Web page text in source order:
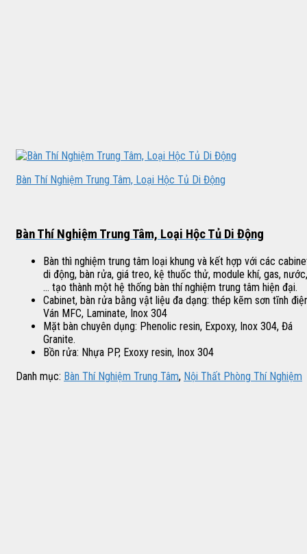
Bàn Thí Nghiệm Trung Tâm, Loại Hộc Tủ Di Động
Bàn Thí Nghiệm Trung Tâm, Loại Hộc Tủ Di Động
Bàn thì nghiệm trung tâm loại khung và kết hợp với các
di động, bàn rửa, giá treo, kệ thuốc thử, module khí, gas, nước,
… tạo thành một hệ thống bàn thí nghiệm trung tâm hiện đại.
Cabinet, bàn rửa bằng vật liệu đa dạng: thép kẽm sơn tĩnh
Ván MFC, Laminate, Inox 304
Mặt bàn chuyên dụng: Phenolic resin, Expoxy, Inox 304, Đá
Granite.
Bồn rửa: Nhựa PP, Exoxy resin, Inox 304
Danh mục: Bàn Thí Nghiệm Trung Tâm, Nội Thất Phòng Thí Nghiệm